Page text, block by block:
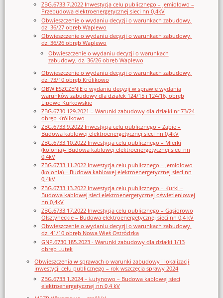
ZBG.6733.7.2022 Inwestycja celu publicznego – Jemiołowo –
Przebudowa elektroenergetycznej sieci nn 0,4kV
Obwieszczenie o wydaniu decyzji o warunkach zabudowy,
dz. 36/27 obręb Waplewo
Obwieszczenie o wydaniu decyzji o warunkach zabudowy,
dz. 36/26 obręb Waplewo
Obwieszczenie o wydaniu decyzji o warunkach
zabudowy, dz. 36/26 obręb Waplewo
Obwieszczenie o wydaniu decyzji o warunkach zabudowy,
dz. 73/10 obręb Królikowo
OBWIESZCZENIE o wydaniu decyzji w sprawie wydania
warunków zabudowy dla działek 124/15 i 124/16, obręb
Lipowo Kurkowskie
ZBG.6730.129.2021 – Warunki zabudowy dla działki nr 73/24
obręb Królikowo
ZBG.6733.9.2022 Inwestycja celu publicznego – Ząbie –
Budowa kablowej elektroenergetycznej sieci nn 0,4kV
ZBG.6733.10.2022 Inwestycja celu publicznego – Mierki
(kolonia)– Budowa kablowej elektroenergetycznej sieci nn
0,4kV
ZBG.6733.11.2022 Inwestycja celu publicznego – Jemiołowo
(kolonia) – Budowa kablowej elektroenergetycznej sieci nn
0,4kV
ZBG.6733.13.2022 Inwestycja celu publicznego – Kurki –
Budowa kablowej sieci elektroenergetycznej oświetleniowej
nn 0,4kV
ZBG.6733.17.2022 Inwestycja celu publicznego – Gąsiorowo
Olsztyneckie – Budowa elektroenergetycznej sieci nn 0,4 kV
Obwieszczenie o wydaniu decyzji o warunkach zabudowy,
dz. 41/10 obręb Nowa Wieś Ostródzka
GNP.6730.185.2023 - Warunki zabudowy dla działki 1/13
obręb Lutek
Obwieszczenia w sprawach o warunki zabudowy i lokalizacji
inwestycji celu publicznego – rok wszczęcia sprawy 2024
ZBG.6733.1.2024 – Łutynowo – Budowa kablowej sieci
elektroenergetycznej nn 0,4 kV